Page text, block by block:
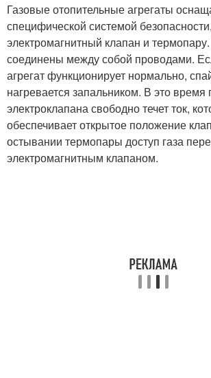
Газовые отопительные агрегаты
специфической системой
электромагнитный клапан и
соединены между собой проводами.
агрегат функционирует нормально,
нагревается запальником. В это время
электроклапана свободно течет ток,
обеспечивает открытое положение
остывании термопары доступ газа
электромагнитным клапаном.